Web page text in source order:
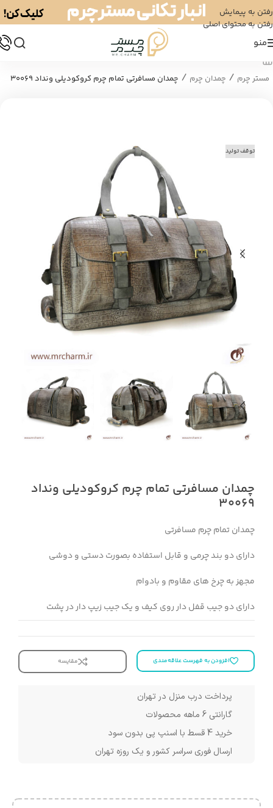
رفتن به پیمایش
رفتن به محتوای اصلی
منو
مستر چرم / چمدان چرم / چمدان مسافرتی تمام چرم کروکودیلی ونداد 30069
توقف تولید
چمدان مسافرتی تمام چرم کروکودیلی ونداد
30069
چمدان تمام چرم مسافرتی
دارای دو بند چرمی و قابل استفاده بصورت دستی و دوشی
مجهز به چرخ های مقاوم و بادوام
دارای دو جیب قفل دار روی کیف و یک جیب زیپ دار در پشت
افزودن به فهرست علاقه‌مندی مقایسه
پرداخت درب منزل در تهران
گارانتی 6 ماهه محصولات
خرید 4 قسط با اسنپ پی بدون سود
ارسال فوری سراسر کشور و یک روزه تهران